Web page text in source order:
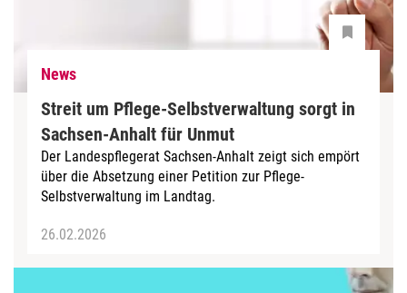
News
Streit um Pflege-Selbstverwaltung sorgt in
Sachsen-Anhalt für Unmut
Der Landespflegerat Sachsen-Anhalt zeigt sich empört
über die Absetzung einer Petition zur Pflege-
Selbstverwaltung im Landtag.
26.02.2026